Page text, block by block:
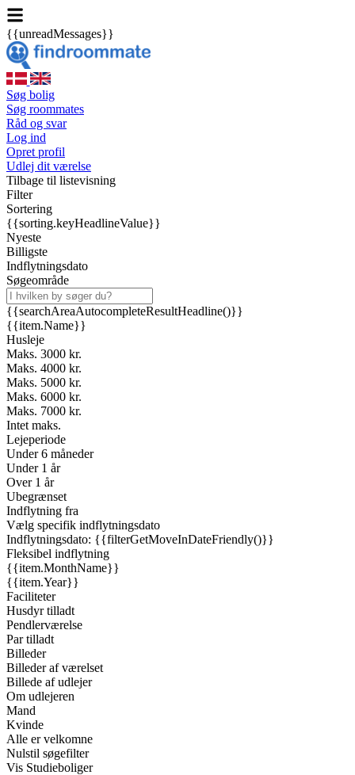
{{unreadMessages}}
Søg bolig
Søg roommates
Råd og svar
Log ind
Opret profil
Udlej dit værelse
Tilbage til listevisning
Filter
Sortering
{{sorting.keyHeadlineValue}}
Nyeste
Billigste
Indflytningsdato
Søgeområde
{{searchAreaAutocompleteResultHeadline()}}
{{item.Name}}
Husleje
Maks. 3000 kr.
Maks. 4000 kr.
Maks. 5000 kr.
Maks. 6000 kr.
Maks. 7000 kr.
Intet maks.
Lejeperiode
Under 6 måneder
Under 1 år
Over 1 år
Ubegrænset
Indflytning fra
Vælg specifik indflytningsdato
Indflytningsdato: {{filterGetMoveInDateFriendly()}}
Fleksibel indflytning
{{item.MonthName}}
{{item.Year}}
Faciliteter
Husdyr tilladt
Pendlerværelse
Par tilladt
Billeder
Billeder af værelset
Billede af udlejer
Om udlejeren
Mand
Kvinde
Alle er velkomne
Nulstil søgefilter
Vis Studieboliger